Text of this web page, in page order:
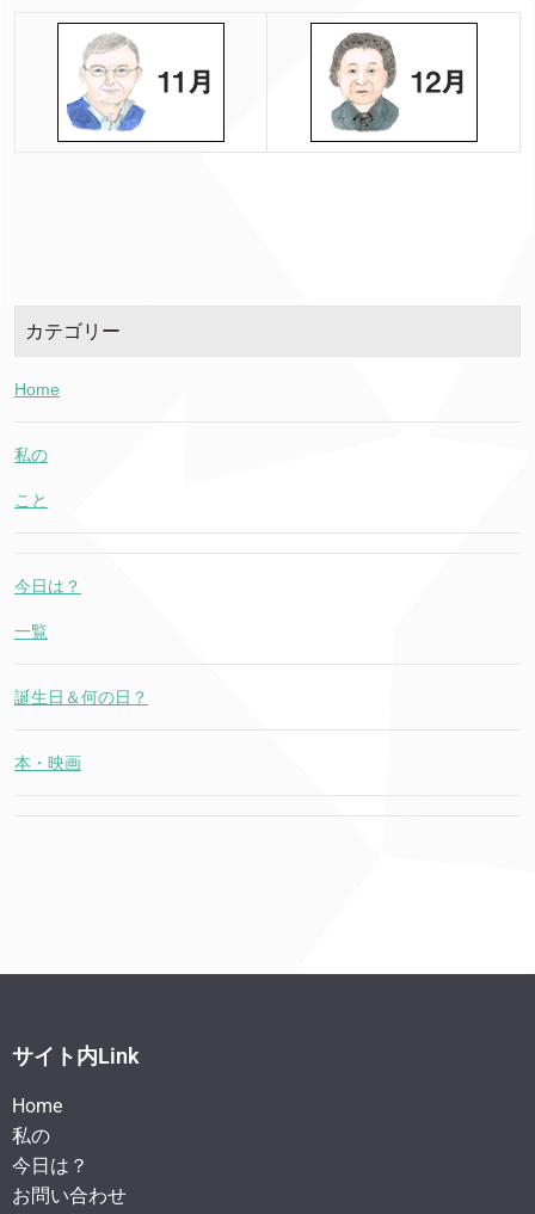
カテゴリー
Home
私の
こと
今日は？
一覧
誕生日＆何の日？
本・映画
サイト内Link
Home
私の
今日は？
お問い合わせ